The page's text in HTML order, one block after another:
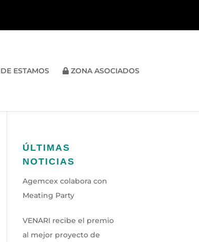
ESTAMOS ZONA ASOCIADOS
ÚLTIMAS
NOTICIAS
Agemcex colabora con
Meating Party
VENARI recibe el premio
al mejor proyecto de